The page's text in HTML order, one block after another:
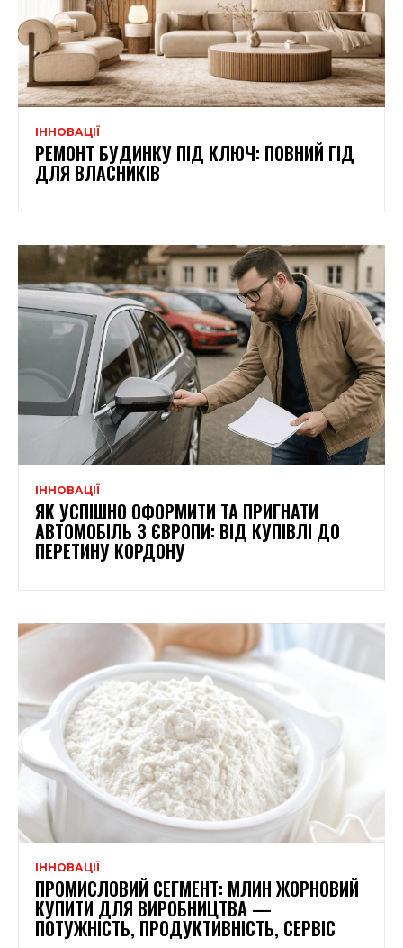
ІННОВАЦІЇ
РЕМОНТ БУДИНКУ ПІД КЛЮЧ: ПОВНИЙ ГІД
ДЛЯ ВЛАСНИКІВ
ІННОВАЦІЇ
ЯК УСПІШНО ОФОРМИТИ ТА ПРИГНАТИ
АВТОМОБІЛЬ З ЄВРОПИ: ВІД КУПІВЛІ ДО
ПЕРЕТИНУ КОРДОНУ
ІННОВАЦІЇ
ПРОМИСЛОВИЙ СЕГМЕНТ: МЛИН ЖОРНОВИЙ
КУПИТИ ДЛЯ ВИРОБНИЦТВА —
ПОТУЖНІСТЬ, ПРОДУКТИВНІСТЬ, СЕРВІС